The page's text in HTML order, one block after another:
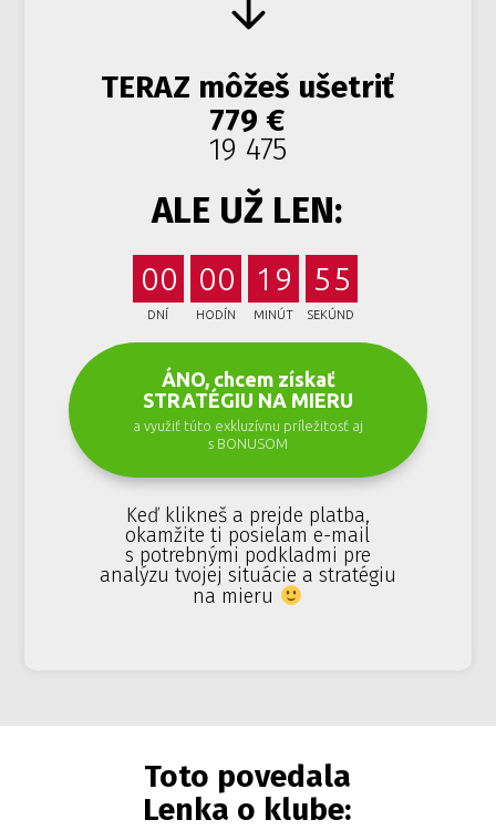
TERAZ môžeš ušetriť
779 €
19 475
ALE UŽ LEN:
00
DNÍ
00
HODÍN
1 9
MINÚT
5
4
SEKÚND
ÁNO, chcem získať
STRATÉGIU NA MIERU
a využiť túto exkluzívnu príležitosť aj
s BONUSOM
Keď klikneš a prejde platba,
okamžite ti posielam e-mail
s potrebnými podkladmi pre
analýzu tvojej situácie a stratégiu
na mieru
Toto povedala
Lenka o klube: